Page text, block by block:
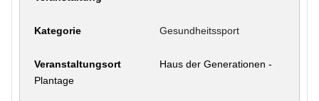
Gesundheitssport
Haus der Generationen -
Plantage